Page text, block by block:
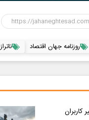
روزنامه جهان اقتصاد
کاربران